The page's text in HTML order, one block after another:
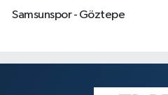
Samsunspor - Göztepe